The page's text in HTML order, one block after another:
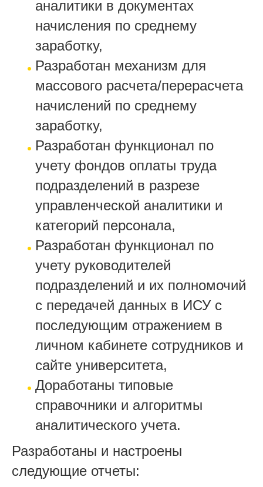
аналитики в документах
начисления по среднему
заработку,
Разработан механизм для
массового расчета/перерасчета
начислений по среднему
заработку,
Разработан функционал по
учету фондов оплаты труда
подразделений в разрезе
управленческой аналитики и
категорий персонала,
Разработан функционал по
учету руководителей
подразделений и их полномочий
с передачей данных в ИСУ с
последующим отражением в
личном кабинете сотрудников и
сайте университета,
Доработаны типовые
справочники и алгоритмы
аналитического учета.
Разработаны и настроены
следующие отчеты: